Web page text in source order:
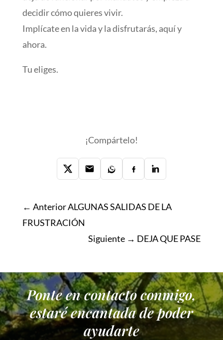
decidir cómo quieres vivir.
Implícate en la vida y la disfrutarás, aquí y
ahora.
Tu eliges.
¡Compártelo!
← AnteriorALGUNAS SALIDAS DE LA
FRUSTRACIÓN
Siguiente → DEJA QUE PASE
Ponte en contacto conmigo,
estaré encantada de poder
ayudarte